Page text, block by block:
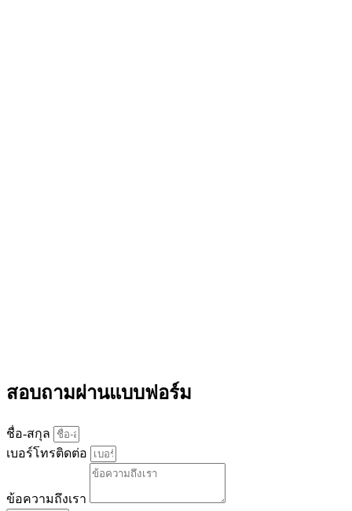
สอบถามผ่านแบบฟอร์ม
ชื่อ-สกุล
เบอร์โทรติดต่อ
ข้อความถึงเรา